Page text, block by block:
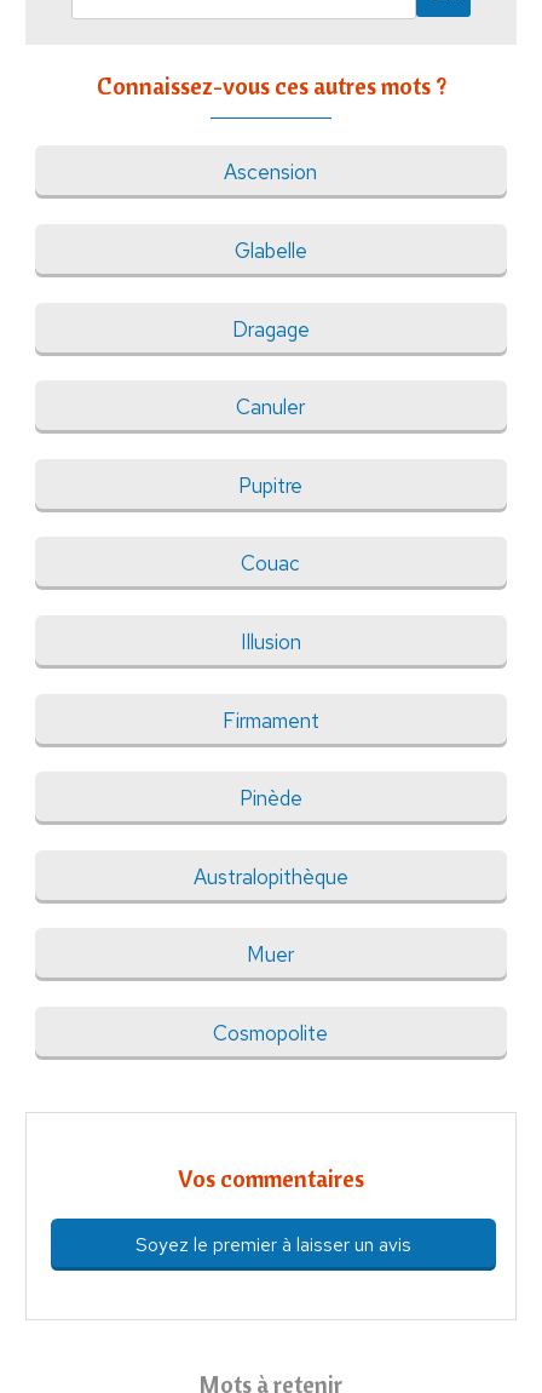
Connaissez-vous ces autres mots ?
Ascension
Glabelle
Dragage
Canuler
Pupitre
Couac
Illusion
Firmament
Pinède
Australopithèque
Muer
Cosmopolite
Vos commentaires
Soyez le premier à laisser un avis
Mots à retenir